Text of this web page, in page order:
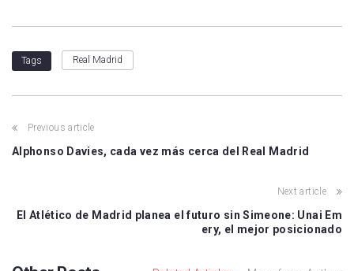
Tags Real Madrid
Previous article
Alphonso Davies, cada vez más cerca del Real Madrid
Next article
El Atlético de Madrid planea el futuro sin Simeone: Unai Em
ery, el mejor posicionado